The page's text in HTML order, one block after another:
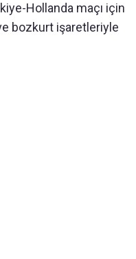
Hollanda maçı için
bozkurt işaretleriyle